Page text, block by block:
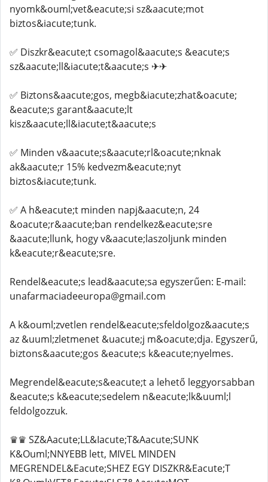
nyomk&ouml;vet&eacute;si sz&aacute;mot
biztos&iacute;tunk.
✅ Diszkr&eacute;t csomagol&aacute;s &eacute;s
sz&aacute;ll&iacute;t&aacute;s ✈✈
✅ Biztons&aacute;gos, megb&iacute;zhat&oacute;
&eacute;s garant&aacute;lt
kisz&aacute;ll&iacute;t&aacute;s
✅ Minden v&aacute;s&aacute;rl&oacute;nknak
ak&aacute;r 15% kedvezm&eacute;nyt
biztos&iacute;tunk.
✅ A h&eacute;t minden napj&aacute;n, 24
&oacute;r&aacute;ban rendelkez&eacute;sre
&aacute;llunk, hogy v&aacute;laszoljunk minden
k&eacute;r&eacute;sre.
Rendel&eacute;s lead&aacute;sa egyszerűen: E-mail:
unafarmaciadeeuropa@gmail.com
A k&ouml;zvetlen rendel&eacute;sfeldolgoz&aacute;s
az &uuml;zletmenet &uacute;j m&oacute;dja. Egyszerű,
biztons&aacute;gos &eacute;s k&eacute;nyelmes.
Megrendel&eacute;s&eacute;t a lehető leggyorsabban
&eacute;s k&eacute;sedelem n&eacute;lk&uuml;l
feldolgozzuk.
♛♛ SZ&Aacute;LL&Iacute;T&Aacute;SUNK
K&Ouml;NNYEBB lett, MIVEL MINDEN
MEGRENDEL&Eacute;SHEZ EGY DISZKR&Eacute;T